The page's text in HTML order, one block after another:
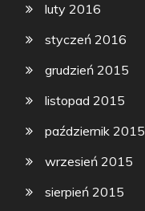
luty 2016
styczeń 2016
grudzień 2015
listopad 2015
październik 2015
wrzesień 2015
sierpień 2015